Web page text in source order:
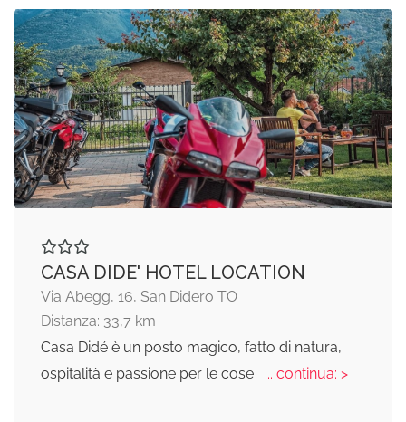
CASA DIDE' HOTEL LOCATION
Via Abegg, 16, San Didero TO
Distanza: 33,7 km
Casa Didé è un posto magico, fatto di natura,
ospitalità e passione per le cose
... continua: >